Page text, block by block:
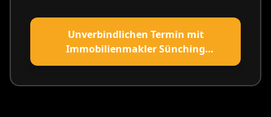
Unverbindlichen Termin mit
Immobilienmakler Sünching
vereinbaren